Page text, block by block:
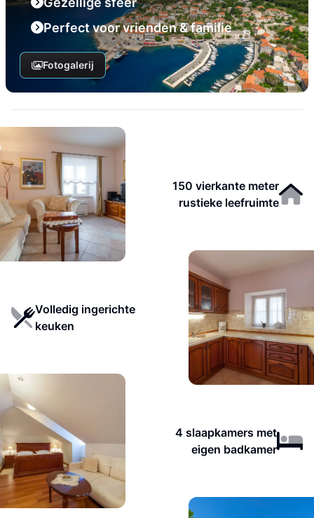
Perfect voor vrienden & familie
Fotogalerij
150 vierkante meter
rustieke leefruimte
Volledig ingerichte
keuken
4 slaapkamers met
eigen badkamer